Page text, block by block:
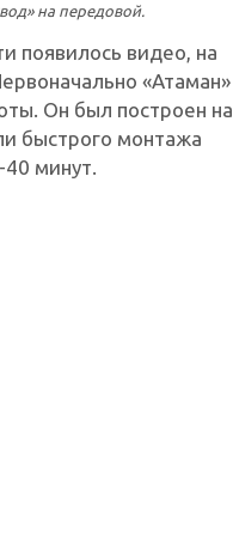
на передовой.
появилось видео, на
«Атаман»
Он был построен на
быстрого монтажа
минут.